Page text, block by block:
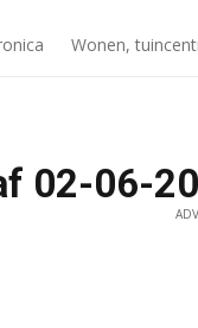
Wonen,
02-06-